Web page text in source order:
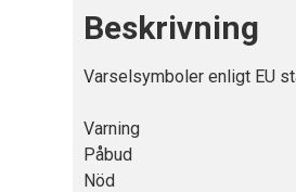
Beskrivning
Varselsymboler enligt EU
Varning
Påbud
Nöd